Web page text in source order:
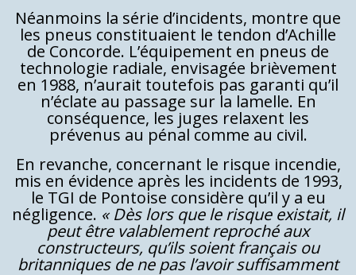
Néanmoins la série d’incidents, montre que
les pneus constituaient le tendon d’Achille
de Concorde. L’équipement en pneus de
technologie radiale, envisagée brièvement
en 1988, n’aurait toutefois pas garanti qu’il
n’éclate au passage sur la lamelle. En
conséquence, les juges relaxent les
prévenus au pénal comme au civil.
En revanche, concernant le risque incendie,
mis en évidence après les incidents de 1993,
le TGI de Pontoise considère qu’il y a eu
négligence. « Dès lors que le risque existait, il
peut être valablement reproché aux
constructeurs, qu’ils soient français ou
britanniques de ne pas l’avoir suffisamment